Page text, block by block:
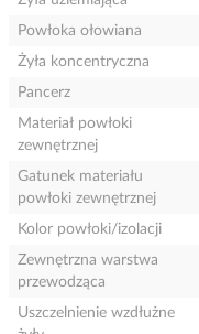
Powłoka ołowiana
Żyła koncentryczna
Pancerz
Materiał powłoki
zewnętrznej
Gatunek materiału
powłoki zewnętrznej
Kolor powłoki/izolacji
Zewnętrzna warstwa
przewodząca
Uszczelnienie wzdłużne